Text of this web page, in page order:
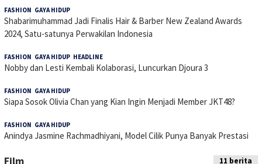
FASHION GAYA HIDUP
Shabarimuhammad Jadi Finalis Hair & Barber New Zealand Awards
2024, Satu-satunya Perwakilan Indonesia
FASHION GAYA HIDUP HEADLINE
Nobby dan Lesti Kembali Kolaborasi, Luncurkan Djoura 3
FASHION GAYA HIDUP
Siapa Sosok Olivia Chan yang Kian Ingin Menjadi Member JKT48?
FASHION GAYA HIDUP
Anindya Jasmine Rachmadhiyani, Model Cilik Punya Banyak Prestasi
Film 11 berita